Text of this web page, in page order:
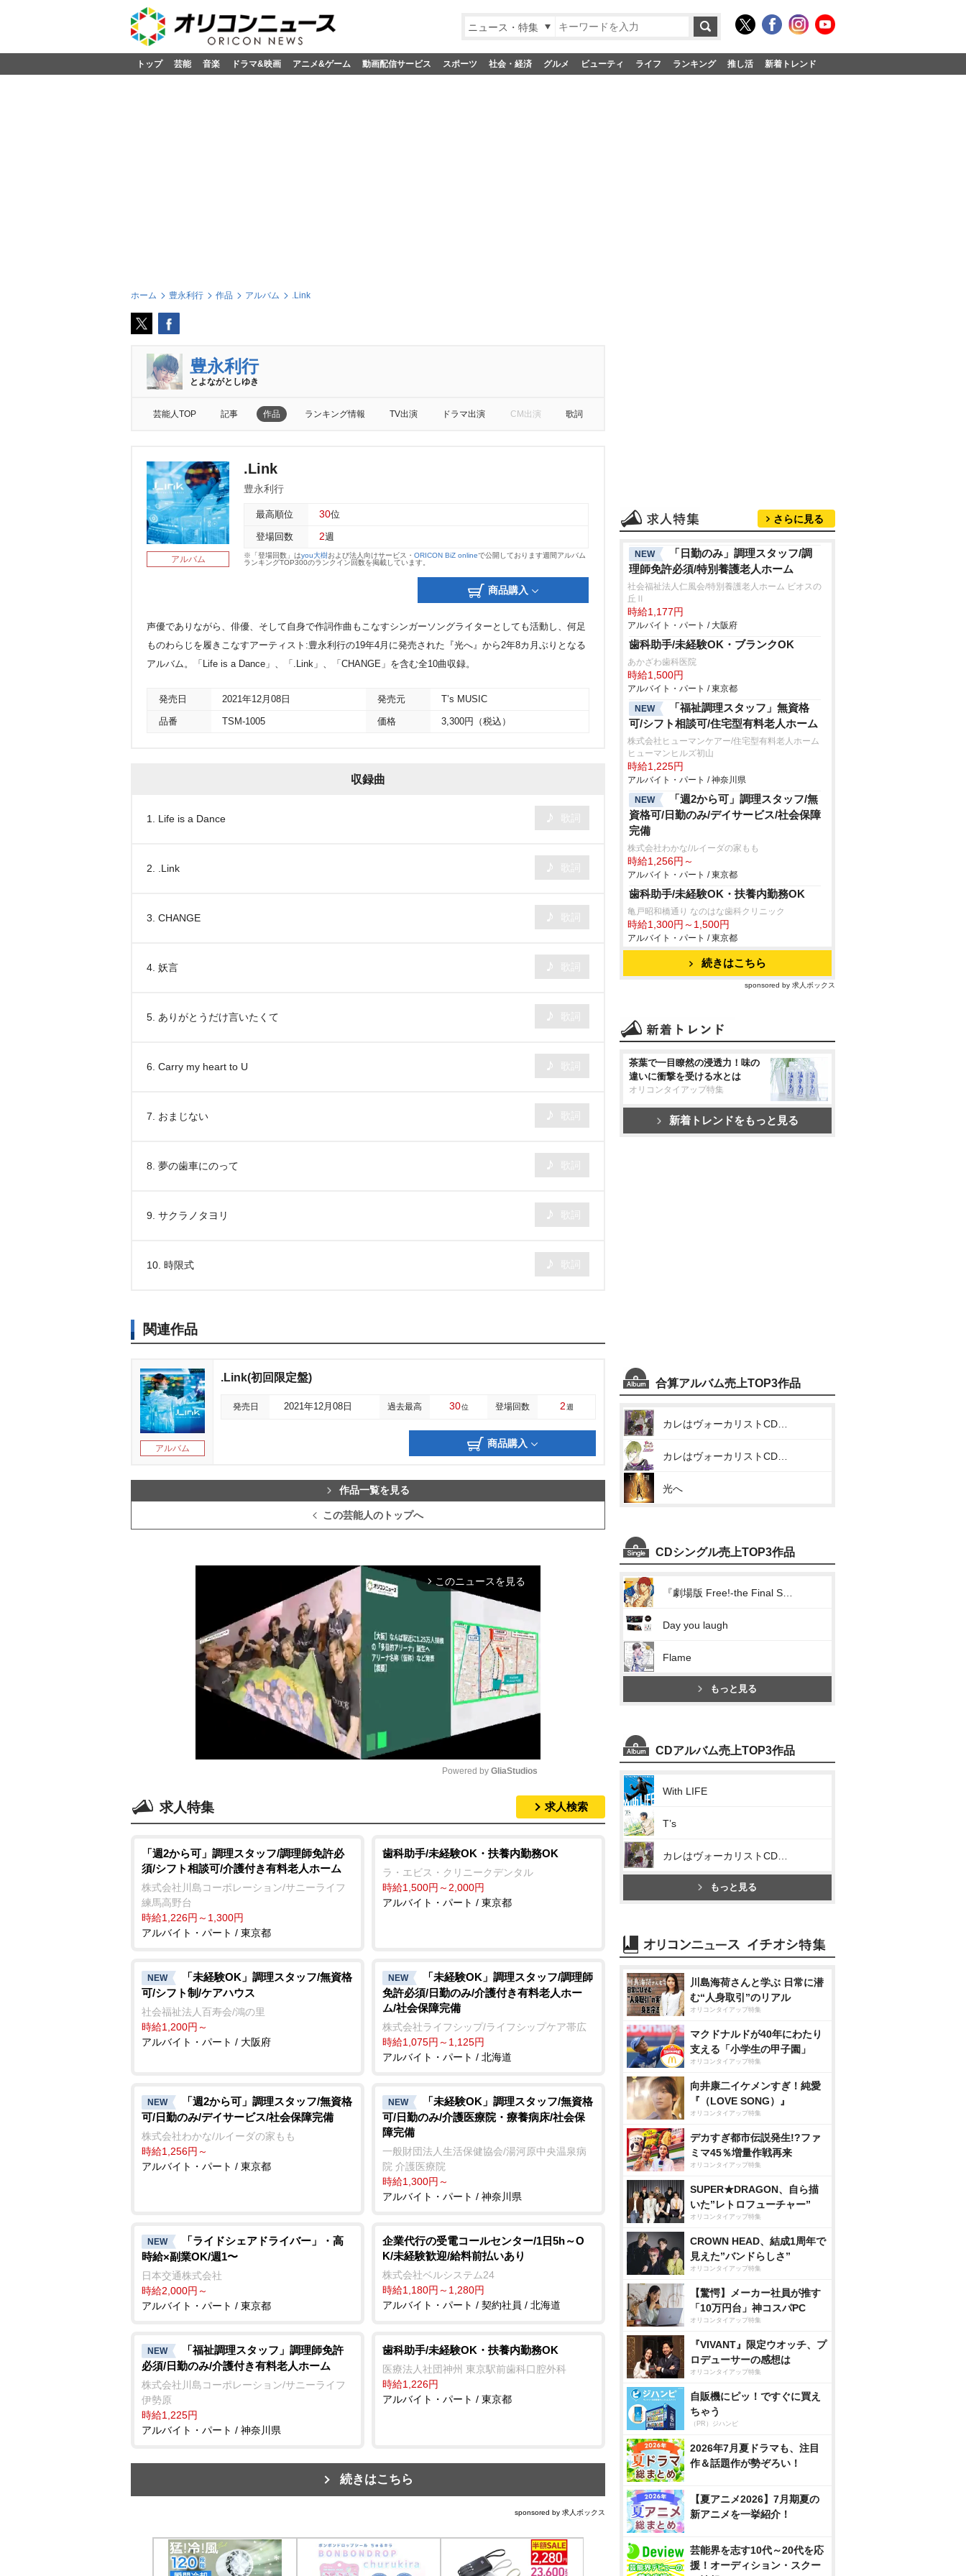
ニュース・特集
トップ 芸能 音楽 ドラマ&映画 アニメ&ゲーム 動画配信サービス スポーツ 社会・経済 グルメ ビューティ ライフ ランキング 推し活 新着トレンド
ホーム 豊永利行 作品 アルバム .Link
豊永利行
とよながとしゆき
芸能人TOP 記事 作品 ランキング情報 TV出演 ドラマ出演 CM出演 歌詞
アルバム
.Link
豊永利行
最高順位 30位
登場回数 2週
※「登場回数」はyou大樹および法人向けサービス・ ORICON BiZ onlineで公開しております週間アルバム
ランキングTOP300のランクイン回数を掲載しています。
商品購入
声優でありながら、俳優、そして自身で作詞作曲もこなすシンガーソングライターとしても活動し、何足
ものわらじを履きこなすアーティスト:豊永利行の19年4月に発売された『光へ』から2年8カ月ぶりとなる
アルバム。「Life is a Dance」、「.Link」、「CHANGE」を含む全10曲収録。
発売日 2021年12月08日 発売元 T’s MUSIC
品番 TSM-1005 価格 3,300円（税込）
収録曲
1. Life is a Dance
2. .Link
3. CHANGE
4. 妖言
5. ありがとうだけ言いたくて
6. Carry my heart to U
7. おまじない
8. 夢の歯車にのって
9. サクラノタヨリ
10. 時限式
関連作品
アルバム
.Link(初回限定盤)
発売日 2021年12月08日 過去最高 30位 登場回数 2週
商品購入
作品一覧を見る
この芸能人のトップへ
arrow_forward_ios このニュースを見る
e
Powered by GliaStudios
求人特集 求人検索
「週2から可」調理スタッフ/調理師免許必
須/シフト相談可/介護付き有料老人ホーム
株式会社川島コーポレーション/サニーライフ
練馬高野台
時給1,226円～1,300円
アルバイト・パート / 東京都
歯科助手/未経験OK・扶養内勤務OK
ラ・エビス・クリニークデンタル
時給1,500円～2,000円
アルバイト・パート / 東京都
NEW
「未経験OK」調理スタッフ/無資格
可/シフト制/ケアハウス
社会福祉法人百寿会/鴻の里
時給1,200円～
アルバイト・パート / 大阪府
NEW
「未経験OK」調理スタッフ/調理師
免許必須/日勤のみ/介護付き有料老人ホー
ム/社会保障完備
株式会社ライフシップ/ライフシップケア帯広
時給1,075円～1,125円
アルバイト・パート / 北海道
NEW
「週2から可」調理スタッフ/無資格
可/日勤のみ/デイサービス/社会保障完備
株式会社わかな/ルイーダの家もも
時給1,256円～
アルバイト・パート / 東京都
NEW
「未経験OK」調理スタッフ/無資格
可/日勤のみ/介護医療院・療養病床/社会保
障完備
一般財団法人生活保健協会/湯河原中央温泉病
院 介護医療院
時給1,300円～
アルバイト・パート / 神奈川県
NEW
「ライドシェアドライバー」・高
時給×副業OK/週1〜
日本交通株式会社
時給2,000円～
アルバイト・パート / 東京都
企業代行の受電コールセンター/1日5h～O
K/未経験歓迎/給料前払いあり
株式会社ベルシステム24
時給1,180円～1,280円
アルバイト・パート / 契約社員 / 北海道
NEW
「福祉調理スタッフ」調理師免許
必須/日勤のみ/介護付き有料老人ホーム
株式会社川島コーポレーション/サニーライフ
伊勢原
時給1,225円
アルバイト・パート / 神奈川県
歯科助手/未経験OK・扶養内勤務OK
医療法人社団神州 東京駅前歯科口腔外科
時給1,226円
アルバイト・パート / 東京都
続きはこちら
sponsored by 求人ボックス
さらに見る
NEW
「日勤のみ」調理スタッフ/調
理師免許必須/特別養護老人ホーム
社会福祉法人仁風会/特別養護老人ホーム ビオスの
丘Ⅱ
時給1,177円
アルバイト・パート / 大阪府
歯科助手/未経験OK・ブランクOK
あかざわ歯科医院
時給1,500円
アルバイト・パート / 東京都
NEW
「福祉調理スタッフ」無資格
可/シフト相談可/住宅型有料老人ホーム
株式会社ヒューマンケアー/住宅型有料老人ホーム
ヒューマンヒルズ初山
時給1,225円
アルバイト・パート / 神奈川県
NEW
「週2から可」調理スタッフ/無
資格可/日勤のみ/デイサービス/社会保障
完備
株式会社わかな/ルイーダの家もも
時給1,256円～
アルバイト・パート / 東京都
歯科助手/未経験OK・扶養内勤務OK
亀戸昭和橋通り なのはな歯科クリニック
時給1,300円～1,500円
アルバイト・パート / 東京都
続きはこちら
sponsored by 求人ボックス
茶葉で一目瞭然の浸透力！味の
違いに衝撃を受ける水とは
オリコンタイアップ特集
新着トレンドをもっと見る
合算アルバム売上TOP3作品
光へ
CDシングル売上TOP3作品
Day you laugh
Flame
もっと見る
CDアルバム売上TOP3作品
With LIFE
T’s
もっと見る
川島海荷さんと学ぶ 日常に潜
む“人身取引”のリアル
オリコンタイアップ特集
マクドナルドが40年にわたり
支える「小学生の甲子園」
オリコンタイアップ特集
向井康二イケメンすぎ！純愛
『（LOVE SONG）』
オリコンタイアップ特集
デカすぎ都市伝説発生!?ファ
ミマ45％増量作戦再来
オリコンタイアップ特集
SUPER★DRAGON、自ら描
いた”レトロフューチャー”
オリコンタイアップ特集
CROWN HEAD、結成1周年で
見えた”バンドらしさ”
オリコンタイアップ特集
【驚愕】メーカー社員が推す
「10万円台」神コスパPC
オリコンタイアップ特集
『VIVANT』限定ウオッチ、プ
ロデューサーの感想は
オリコンタイアップ特集
自販機にピッ！ですぐに買え
ちゃう
（PR）ジハンピ
2026年7月夏ドラマも、注目
作＆話題作が勢ぞろい！
【夏アニメ2026】7月期夏の
新アニメを一挙紹介！
芸能界を志す10代～20代を応
援！オーディション・スクー